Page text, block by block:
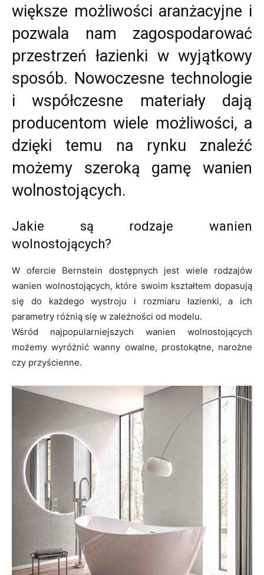
większe możliwości aranżacyjne i
pozwala nam zagospodarować
przestrzeń łazienki w wyjątkowy
sposób. Nowoczesne technologie
i współczesne materiały dają
producentom wiele możliwości, a
dzięki temu na rynku znaleźć
możemy szeroką gamę wanien
wolnostojących.
Jakie są rodzaje wanien
wolnostojących?
W ofercie Bernstein dostępnych jest wiele rodzajów
wanien wolnostojących, które swoim kształtem dopasują
się do każdego wystroju i rozmiaru łazienki, a ich
parametry różnią się w zależności od modelu.
Wśród najpopularniejszych wanien wolnostojących
możemy wyróżnić wanny owalne, prostokątne, narożne
czy przyścienne.